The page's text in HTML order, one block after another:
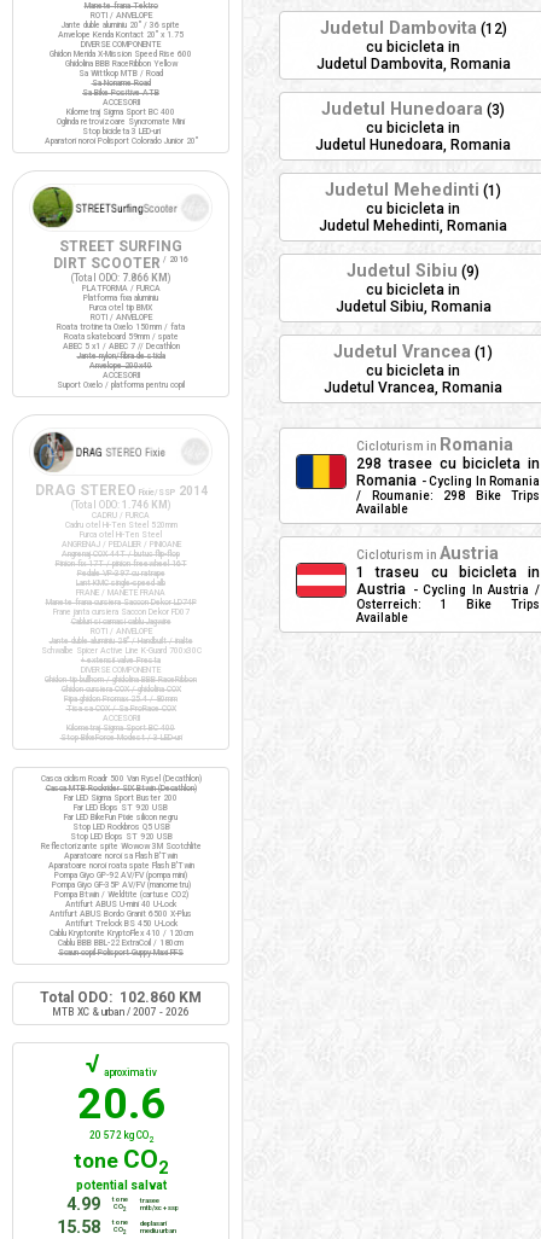
Judetul Dambovita (12)
cu bicicleta in
Judetul Dambovita, Romania
Judetul Hunedoara (3)
cu bicicleta in
Judetul Hunedoara, Romania
Judetul Mehedinti (1)
cu bicicleta in
Judetul Mehedinti, Romania
Judetul Sibiu (9)
cu bicicleta in
Judetul Sibiu, Romania
Judetul Vrancea (1)
cu bicicleta in
Judetul Vrancea, Romania
Cicloturism in Romania
298 trasee cu bicicleta in
Romania - Cycling In Romania
/ Roumanie: 298 Bike Trips
Available
Cicloturism in Austria
1 traseu cu bicicleta in
Austria
- Cycling In Austria /
Osterreich: 1 Bike Trips
Available
Manete frana Tektro
ROTI / ANVELOPE
Jante duble aluminiu 20" / 36 spite
Anvelope Kenda Kontact 20" x 1.75
DIVERSE COMPONENTE
Ghidon Merida X-Mission Speed Rise 600
Ghidolina BBB RaceRibbon Yellow
Sa Wittkop MTB / Road
Sa Noname Road
Sa Bike Positive ATB
ACCESORII
Kilometraj Sigma Sport BC 400
Oglinda retrovizoare Syncromate Mini
Stop bicicleta 3 LED-uri
Aparatori noroi Polisport Colorado Junior 20"
STREET SURFING
DIRT SCOOTER / 2016
(Total ODO: 7.866 KM )
PLATFORMA / FURCA
Platforma fixa aluminiu
Furca otel tip BMX
ROTI / ANVELOPE
Roata trotineta Oxelo 150mm / fata
Roata skateboard 59mm / spate
ABEC 5 x1 / ABEC 7 // Decathlon
Jante nylon/fibra de sticla
Anvelope 200x40
ACCESORII
Suport Oxelo / platforma pentru copil
DRAG STEREO Fixie/SSP 2014
(Total ODO: 1.746 KM )
CADRU / FURCA
Cadru otel Hi-Ten Steel 520mm
Furca otel Hi-Ten Steel
ANGRENAJ / PEDALIER / PINIOANE
Angrenaj COX 44T / butuc flip-flop
Pinion fix 17T / pinion freewheel 16T
Pedale VP-397 cu ratrape
Lant KMC single-speed alb
FRANE / MANETE FRANA
Manete frana cursiera Saccon Dekor LD74P
Frane janta cursiera Saccon Dekor FD07
Cabluri si camasi cablu Jagwire
ROTI / ANVELOPE
Jante duble aluminiu 28" / Handbuilt / inalte
Schwalbe Spicer Active Line K-Guard 700x30C
+ extensii valve Presta
DIVERSE COMPONENTE
Ghidon tip bullhorn / ghidolina BBB RaceRibbon
Ghidon cursiera COX / ghidolina COX
Pipa ghidon Promax 25.4 / 80mm
Tisa sa COX / Sa ProRace COX
ACCESORII
Kilometraj Sigma Sport BC 400
Stop BikeForce Modest / 3 LED-uri
Casca ciclism Roadr 500 Van Rysel (Decathlon)
Casca MTB Rockrider SIX Btwin (Decathlon)
Far LED Sigma Sport Buster 200
Far LED Elops ST 920 USB
Far LED BikeFun Pixie silicon negru
Stop LED Rockbros Q5 USB
Stop LED Elops ST 920 USB
Reflectorizante spite Wowow 3M Scotchlite
Aparatoare noroi sa Flash B'Twin
Aparatoare noroi roata spate Flash B'Twin
Pompa Giyo GP-92 AV/FV (pompa mini)
Pompa Giyo GF-35P AV/FV (manometru)
Pompa Btwin / Weldtite (cartuse CO2)
Antifurt ABUS U-mini 40 U-Lock
Antifurt ABUS Bordo Granit 6500 X-Plus
Antifurt Trelock BS 450 U-Lock
Cablu Kryptonite KryptoFlex 410 / 120cm
Cablu BBB BBL-22 ExtraCoil / 180cm
Scaun copil Polisport Guppy Maxi FFS
Total ODO: 102.860 KM
MTB XC & urban / 2007 - 2026
√ aproximativ
20.6
20 572 kg CO2
tone CO2
potential salvat
4.99
tone
CO2
trasee
mtb/xc + ssp
15.58
tone
CO2
deplasari
mediu urban